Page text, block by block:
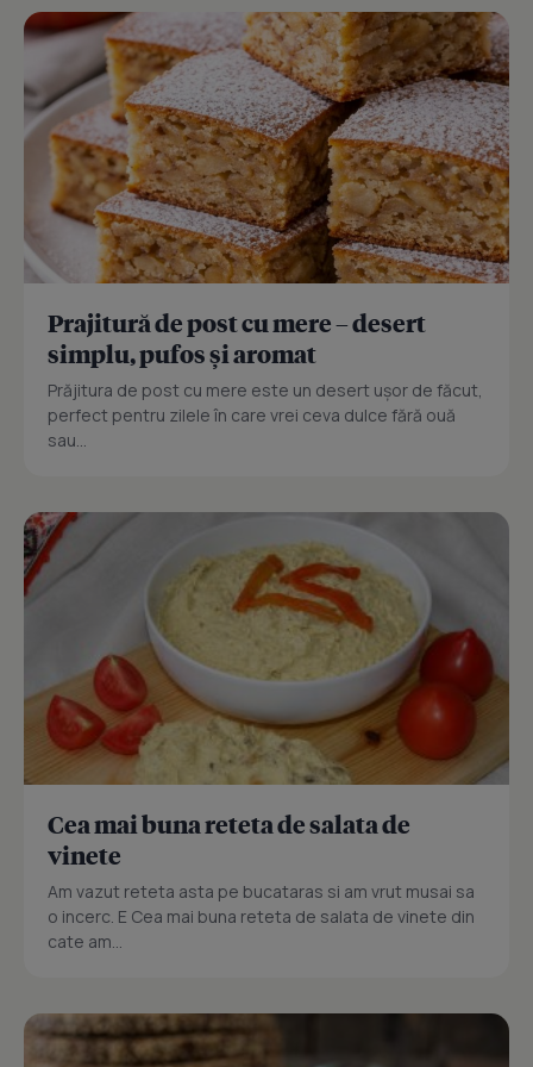
Prajitură de post cu mere – desert
simplu, pufos și aromat
Prăjitura de post cu mere este un desert ușor de făcut,
perfect pentru zilele în care vrei ceva dulce fără ouă
sau...
Cea mai buna reteta de salata de
vinete
Am vazut reteta asta pe bucataras si am vrut musai sa
o incerc. E Cea mai buna reteta de salata de vinete din
cate am...